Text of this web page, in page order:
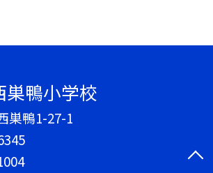
巣鴨小学校
巣鴨1-27-1